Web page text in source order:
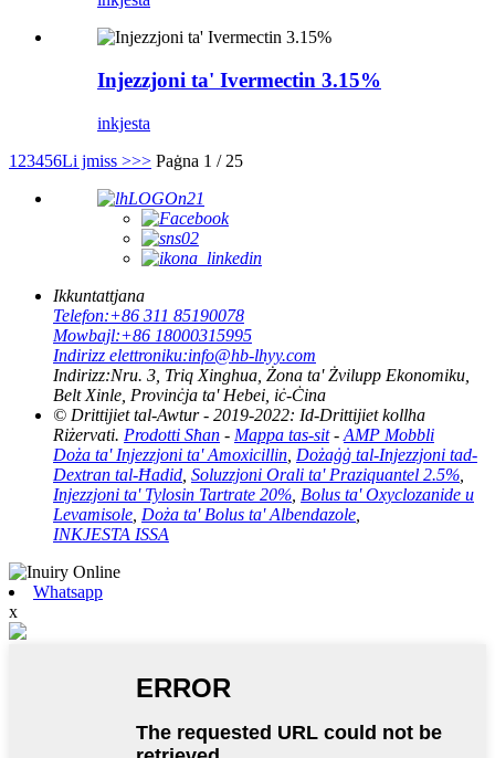
Injezzjoni ta' Ivermectin 3.15%
inkjesta
1 23456Li jmiss >>> Paġna 1 / 25
Ikkuntattjana
Telefon:+86 311 85190078
Mowbajl:+86 18000315995
Indirizz elettroniku:info@hb-lhyy.com
Indirizz:Nru. 3, Triq Xinghua, Żona ta' Żvilupp Ekonomiku,
Belt Xinle, Provinċja ta' Hebei, iċ-Ċina
© Drittijiet tal-Awtur - 2019-2022: Id-Drittijiet kollha
Riżervati. Prodotti Sħan - Mappa tas-sit- AMP Mobbli
Doża ta' Injezzjoni ta' Amoxicillin Dożaġġ tal-Injezzjoni tad-
Dextran tal-Ħadid Soluzzjoni Orali ta' Praziquantel 2.5%
Injezzjoni ta' Tylosin Tartrate 20% Bolus ta' Oxyclozanide u
Levamisole Doża ta' Bolus ta' Albendazole
INKJESTA ISSA
Whatsapp
x